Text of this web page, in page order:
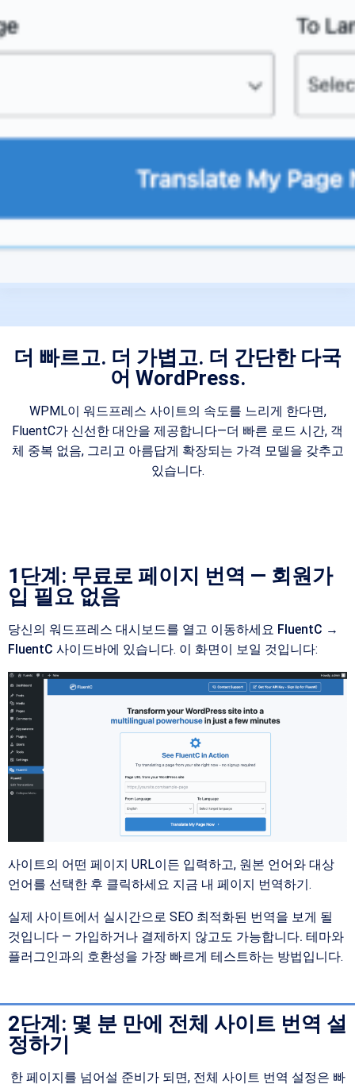
더 빠르고. 더 가볍고. 더 간단한 다국
어 WordPress.
WPML이 워드프레스 사이트의 속도를 느리게 한다면,
FluentC가 신선한 대안을 제공합니다—더 빠른 로드 시간, 객
체 중복 없음, 그리고 아름답게 확장되는 가격 모델을 갖추고
있습니다.
1단계: 무료로 페이지 번역 — 회원가
입 필요 없음
당신의 워드프레스 대시보드를 열고 이동하세요 FluentC →
FluentC 사이드바에 있습니다. 이 화면이 보일 것입니다:
사이트의 어떤 페이지 URL이든 입력하고, 원본 언어와 대상
언어를 선택한 후 클릭하세요 지금 내 페이지 번역하기.
실제 사이트에서 실시간으로 SEO 최적화된 번역을 보게 될
것입니다 — 가입하거나 결제하지 않고도 가능합니다. 테마와
플러그인과의 호환성을 가장 빠르게 테스트하는 방법입니다.
2단계: 몇 분 만에 전체 사이트 번역 설
정하기
한 페이지를 넘어설 준비가 되면, 전체 사이트 번역 설정은 빠